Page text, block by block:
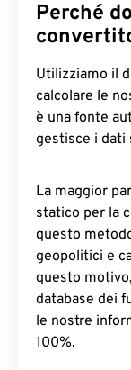
Perché
Utilizziamo il
calcolare le
è una fonte
gestisce i dati
La maggior
statico per la
questo
geopolitici e
questo
database dei
le nostre
100%.